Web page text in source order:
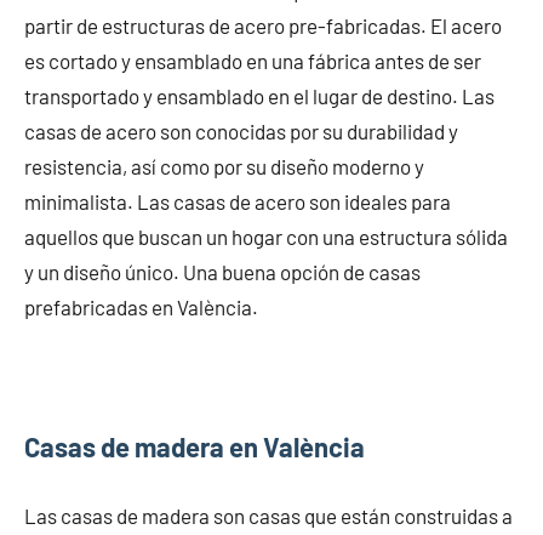
partir de estructuras de acero pre-fabricadas. El acero
es cortado y ensamblado en una fábrica antes de ser
transportado y ensamblado en el lugar de destino. Las
casas de acero son conocidas por su durabilidad y
resistencia, así como por su diseño moderno y
minimalista. Las casas de acero son ideales para
aquellos que buscan un hogar con una estructura sólida
y un diseño único. Una buena opción de casas
prefabricadas en València.
Casas de madera en València
Las casas de madera son casas que están construidas a